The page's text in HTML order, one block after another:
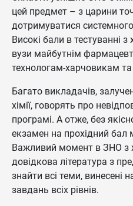
цей предмет – з царини
дотримуватися
Високі бали в тестуванні з
вузи майбутнім
технологам-харчовикам та
Багато викладачів,
хімії, говорять про
програмі. А отже, без
екзамен на прохідний
Важливий момент в ЗНО з
довідкова література з
знайти всі теми, винесені
завдань всіх рівнів.